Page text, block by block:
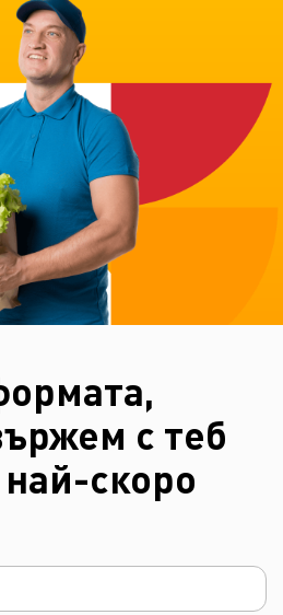
с теб
скоро